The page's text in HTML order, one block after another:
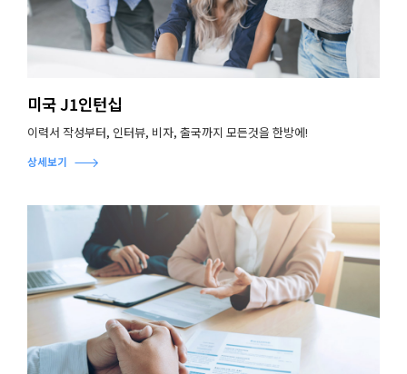
미국 J1인턴십
이력서 작성부터, 인터뷰, 비자, 출국까지 모든것을 한방에!
상세보기